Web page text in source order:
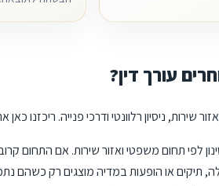
עורך דין?
שירות, ניסיון רלוונטי ודרכי פנייה.
לפי תחום משפטי ואזור שירות. אם התחום
תיקים או הופעות במדיה מוצגים רק כשהם